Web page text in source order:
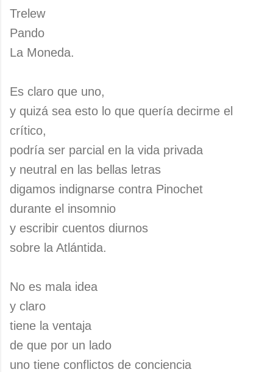
Trelew
Pando
La Moneda.
Es claro que uno,
y quizá sea esto lo que quería decirme el
crítico,
podría ser parcial en la vida privada
y neutral en las bellas letras
digamos indignarse contra Pinochet
durante el insomnio
y escribir cuentos diurnos
sobre la Atlántida.
No es mala idea
y claro
tiene la ventaja
de que por un lado
uno tiene conflictos de conciencia